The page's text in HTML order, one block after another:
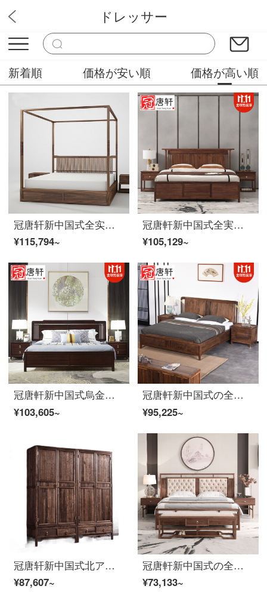
高橋販売屋
ドレッサー
新着順 価格が安い順 価格が高い順
冠唐轩新中国式全实木棚ダブルベッド木1.8 m黒胡桃免漆木彫花大婚床ホテル会所別荘家具カスタマイズ胡桃木棚シングルベッド1.8*2.0
¥115,794~
冠唐軒新中国式全実木ベッドの主な臥床1.8 m 2ダブルベッドの黒胡桃の木の結婚ベッドの簡単な禅意免漆家具のカスタム2.0*2.2
¥105,129~
冠唐軒新中国式烏金木全裸床現代簡単約1.8メートルダブルベッドの主な寝室の家装別荘ホテルの豪邸家具カスタマイズベッド1.8*2.0(烏金木)
¥103,605~
冠唐軒新中国式の全裸ダブルベッドの現代禅意簡単な別荘の家装寝室1.8メートルの主な寝台のカスタムダブルベッド（胡桃木）
¥95,225~
冠唐轩新中国式北アメリカ黒胡桃の木の全裸の2つの箪笥戸棚2つの取っ手ロッカールームの別荘原木色の両開きの家具は黒胡桃1000*600*2200をカスタマイズします。
¥87,607~
冠唐軒新中国式の全実木ベッドは現代簡単で約1.8メートルです。北米の黒胡桃床のダブルベッドの主な寝室の家具は1.8メートルのダブルベッドをカスタマイズします。（黒胡桃木）
¥73,133~